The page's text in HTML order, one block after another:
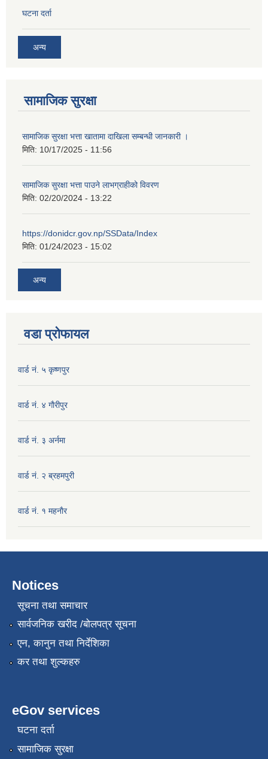
घटना दर्ता
अन्य
सामाजिक सुरक्षा
सामाजिक सुरक्षा भत्ता खातामा दाखिला सम्बन्धी जानकारी ।
मिति: 10/17/2025 - 11:56
सामाजिक सुरक्षा भत्ता पाउने लाभग्राहीको विवरण
मिति: 02/20/2024 - 13:22
https://donidcr.gov.np/SSData/Index
मिति: 01/24/2023 - 15:02
अन्य
वडा प्रोफायल
वार्ड नं. ५ कृष्णपुर
वार्ड नं. ४ गाैरीपुर
वार्ड नं. ३ अर्नमा
वार्ड नं. २ ब्रहमपुरी
वार्ड नं. १ महनाैर
Notices
सूचना तथा समाचार
सार्वजनिक खरीद /बोलपत्र सूचना
एन, कानुन तथा निर्देशिका
कर तथा शुल्कहरु
eGov services
घटना दर्ता
सामाजिक सुरक्षा